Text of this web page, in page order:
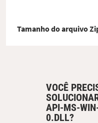
Tamanho do arquivo
VOCÊ
API-MS-
0.DLL?